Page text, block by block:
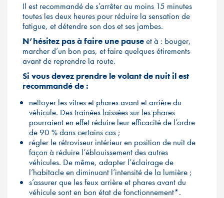
Il est recommandé de s’arrêter au moins 15 minutes
toutes les deux heures pour réduire la sensation de
fatigue, et détendre son dos et ses jambes.
N’hésitez pas à faire une pauseet à : bouger,
marcher d’un bon pas, et faire quelques étirements
avant de reprendre la route.
Si vous devez prendre le volant de nuit il est
recommandé de :
nettoyer les vitres et phares avant et arrière du
véhicule. Des trainées laissées sur les phares
pourraient en effet réduire leur efficacité de l’ordre
de 90 % dans certains cas ;
régler le rétroviseur intérieur en position de nuit de
façon à réduire l’éblouissement des autres
véhicules. De même, adapter l’éclairage de
l’habitacle en diminuant l’intensité de la lumière ;
s’assurer que les feux arrière et phares avant du
véhicule sont en bon état de fonctionnement*.